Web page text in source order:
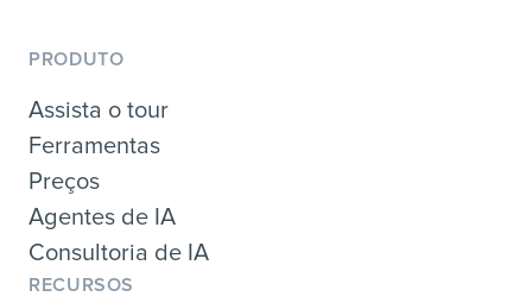
PRODUTO
Assista o tour
Ferramentas
Preços
Agentes de IA
Consultoria de IA
RECURSOS